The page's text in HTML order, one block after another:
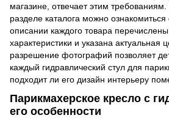
магазине, отвечает этим
разделе каталога можно
описании каждого товара перечислены
характеристики и указана актуальная
разрешение фотографий позволяет
каждый гидравлический стул для
подходит ли его дизайн интерьеру
Парикмахерское кресло с
его особенности